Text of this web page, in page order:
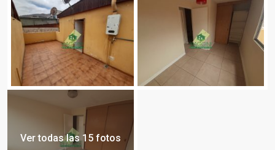
Ver todas las 15 fotos